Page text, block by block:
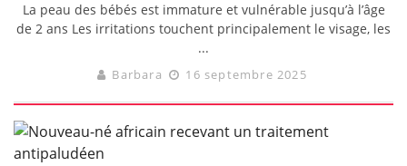
La peau des bébés est immature et vulnérable jusqu’à l’âge
de 2 ans Les irritations touchent principalement le visage, les
...
Barbara 16 septembre 2025